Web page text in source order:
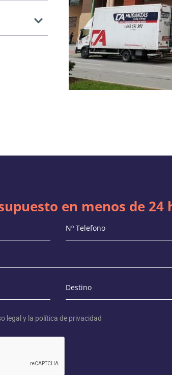
en menos de 24
legal y la política de privacidad